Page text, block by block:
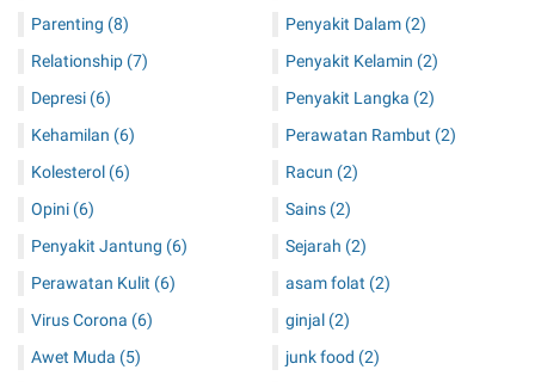
Parenting (8)
Relationship (7)
Depresi (6)
Kehamilan (6)
Kolesterol (6)
Opini (6)
Penyakit Jantung (6)
Perawatan Kulit (6)
Virus Corona (6)
Awet Muda (5)
Penyakit Dalam (2)
Penyakit Kelamin (2)
Penyakit Langka (2)
Perawatan Rambut (2)
Racun (2)
Sains (2)
Sejarah (2)
asam folat (2)
ginjal (2)
junk food (2)